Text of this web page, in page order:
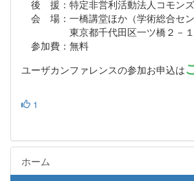
後 援：特定非営利活動法人コモン
会 場：一橋講堂ほか（学術総合セン
東京都千代田区一ツ橋２－１
参加費：無料
ユーザカンファレンスの参加お申込は
1
ホーム